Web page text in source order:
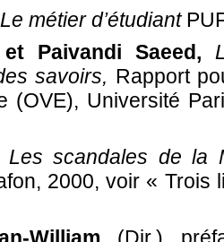
Le métier d’étudiant
Paivandi Saeed,
savoirs, Rapport
(OVE), Université
Les scandales de la
2000, voir « Trois